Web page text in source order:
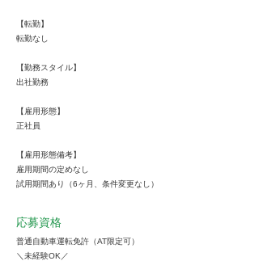
【転勤】
転勤なし
【勤務スタイル】
出社勤務
【雇用形態】
正社員
【雇用形態備考】
雇用期間の定めなし
試用期間あり（6ヶ月、条件変更なし）
応募資格
普通自動車運転免許（AT限定可）
＼未経験OK／